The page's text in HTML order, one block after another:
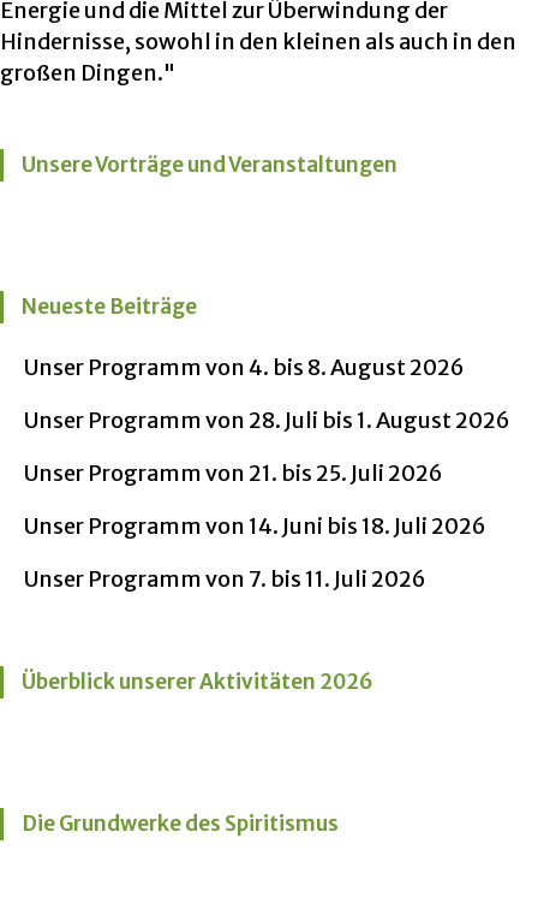
Energie und die Mittel zur Überwindung der
Hindernisse, sowohl in den kleinen als auch in den
großen Dingen."
Unsere Vorträge und Veranstaltungen
Neueste Beiträge
Unser Programm von 4. bis 8. August 2026
Unser Programm von 28. Juli bis 1. August 2026
Unser Programm von 21. bis 25. Juli 2026
Unser Programm von 14. Juni bis 18. Juli 2026
Unser Programm von 7. bis 11. Juli 2026
Überblick unserer Aktivitäten 2026
Die Grundwerke des Spiritismus